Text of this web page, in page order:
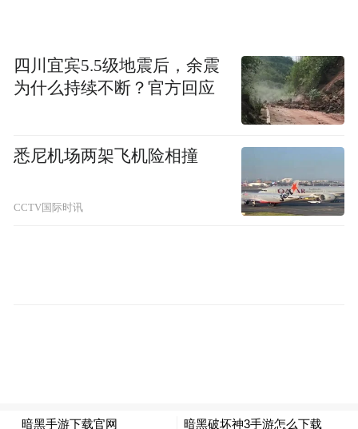
四川宜宾5.5级地震后，余震
为什么持续不断？官方回应
悉尼机场两架飞机险相撞
CCTV国际时讯